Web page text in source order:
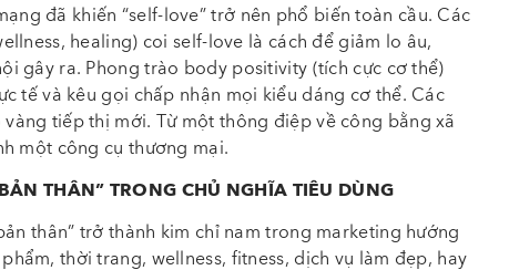
đã khiến “self-love” trở nên phổ biến toàn cầu. Các
healing) coi self-love là cách để giảm lo âu,
gây ra. Phong trào body positivity (tích cực cơ thể)
tế và kêu gọi chấp nhận mọi kiểu dáng cơ thể. Các
tiếp thị mới. Từ một thông điệp về công bằng xã
một công cụ thương mại.
THÂN” TRONG CHỦ NGHĨA TIÊU DÙNG
thân” trở thành kim chỉ nam trong marketing hướng
thời trang, wellness, fitness, dịch vụ làm đẹp, hay